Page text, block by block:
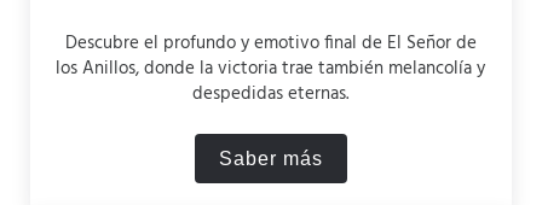
Descubre el profundo y emotivo final de El Señor de
los Anillos, donde la victoria trae también melancolía y
despedidas eternas.
Saber más¿Cómo acaba el Señor de